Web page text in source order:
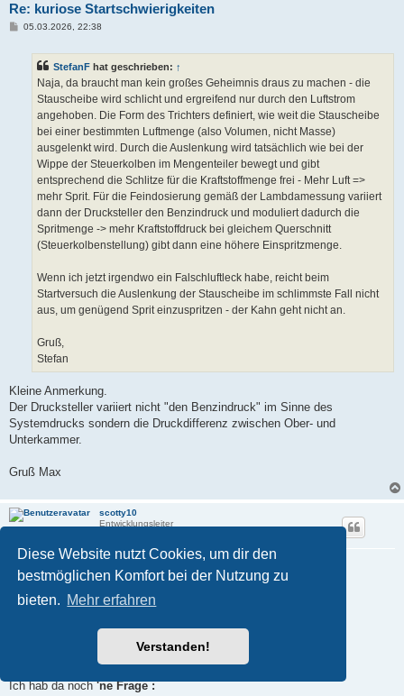
Diese Website nutzt Cookies, um dir den
bestmöglichen Komfort bei der Nutzung zu
bieten. Mehr erfahren
Verstanden!
Re: kuriose Startschwierigkeiten
B05.03.2026, 22:38
StefanF hat geschrieben: ↑
Naja, da braucht man kein großes Geheimnis draus zu machen - die
Stauscheibe wird schlicht und ergreifend nur durch den Luftstrom
angehoben. Die Form des Trichters definiert, wie weit die Stauscheibe
bei einer bestimmten Luftmenge (also Volumen, nicht Masse)
ausgelenkt wird. Durch die Auslenkung wird tatsächlich wie bei der
Wippe der Steuerkolben im Mengenteiler bewegt und gibt
entsprechend die Schlitze für die Kraftstoffmenge frei - Mehr Luft =>
mehr Sprit. Für die Feindosierung gemäß der Lambdamessung variiert
dann der Drucksteller den Benzindruck und moduliert dadurch die
Spritmenge -> mehr Kraftstoffdruck bei gleichem Querschnitt
(Steuerkolbenstellung) gibt dann eine höhere Einspritzmenge.
Wenn ich jetzt irgendwo ein Falschluftleck habe, reicht beim
Startversuch die Auslenkung der Stauscheibe im schlimmste Fall nicht
aus, um genügend Sprit einzuspritzen - der Kahn geht nicht an.
Gruß,
Stefan
Kleine Anmerkung.
Der Drucksteller variiert nicht "den Benzindruck" im Sinne des
Systemdrucks sondern die Druckdifferenz zwischen Ober- und
Unterkammer.
Gruß Max
scotty10
Entwicklungsleiter
Re: kuriose Startschwierigkeiten
B
i
06.03.2026, 23:19
Nabend Allerseits ,
meine Beschreibung noch
auseinander zu klamüser'n"...
Ich hab da noch'ne Frage :